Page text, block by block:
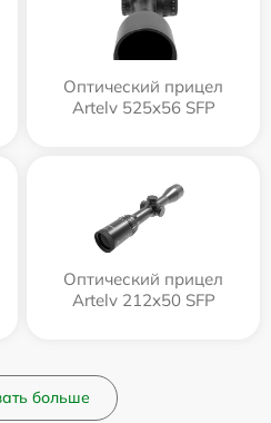
Оптический прицел
Artelv 525x56 SFP
Оптический прицел
Artelv 212x50 SFP
больше